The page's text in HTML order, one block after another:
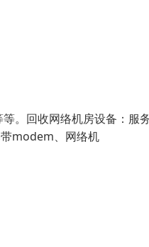
。回收网络机房设备：服
modem、网络机